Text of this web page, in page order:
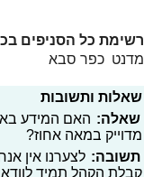
רשימת כל הסניפים
מדנט כפר סבא
שאלות ותשובות
שאלה: האם המידע
מדוייק במאה אחוז?
תשובה: לצערנו אין
קבלת הקהל תמיד